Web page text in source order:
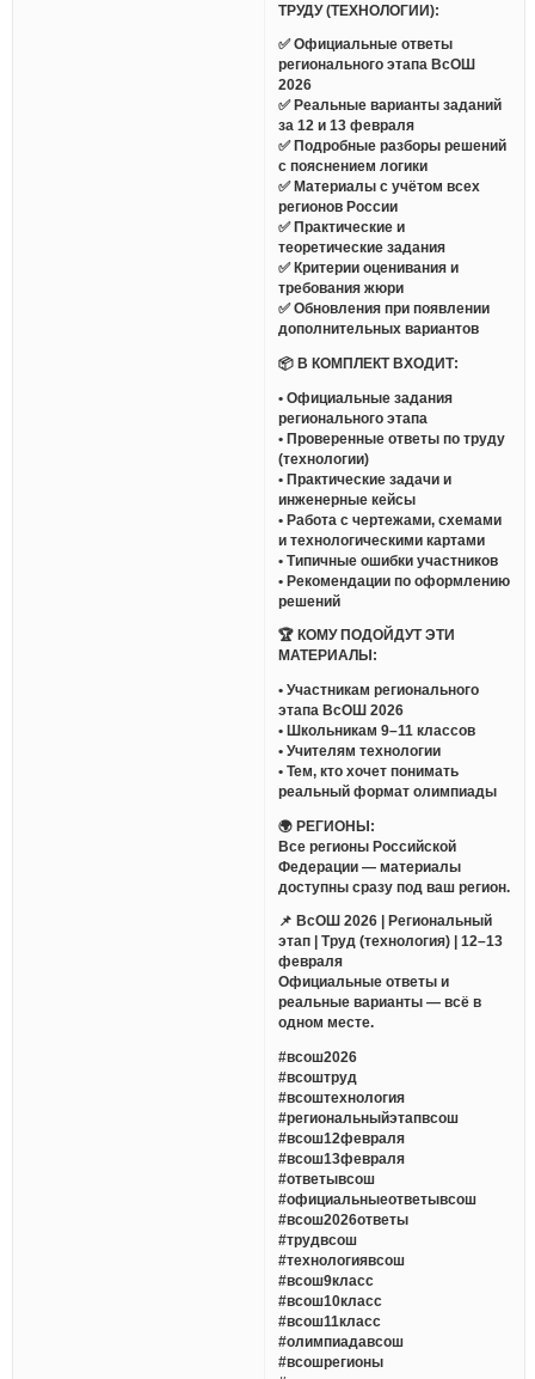
ТРУДУ (ТЕХНОЛОГИИ):
✅ Официальные ответы
регионального этапа ВсОШ
2026
✅ Реальные варианты заданий
за 12 и 13 февраля
✅ Подробные разборы решений
с пояснением логики
✅ Материалы с учётом всех
регионов России
✅ Практические и
теоретические задания
✅ Критерии оценивания и
требования жюри
✅ Обновления при появлении
дополнительных вариантов
📦 В КОМПЛЕКТ ВХОДИТ:
• Официальные задания
регионального этапа
• Проверенные ответы по труду
(технологии)
• Практические задачи и
инженерные кейсы
• Работа с чертежами, схемами
и технологическими картами
• Типичные ошибки участников
• Рекомендации по оформлению
решений
🏆 КОМУ ПОДОЙДУТ ЭТИ
МАТЕРИАЛЫ:
• Участникам регионального
этапа ВсОШ 2026
• Школьникам 9–11 классов
• Учителям технологии
• Тем, кто хочет понимать
реальный формат олимпиады
🌍 РЕГИОНЫ:
Все регионы Российской
Федерации — материалы
доступны сразу под ваш регион.
📌 ВсОШ 2026 | Региональный
этап | Труд (технология) | 12–13
февраля
Официальные ответы и
реальные варианты — всё в
одном месте.
#всош2026
#всоштруд
#всоштехнология
#региональныйэтапвсош
#всош12февраля
#всош13февраля
#ответывсош
#официальныеответывсош
#всош2026ответы
#трудвсош
#технологиявсош
#всош9класс
#всош10класс
#всош11класс
#олимпиадавсош
#всошрегионы